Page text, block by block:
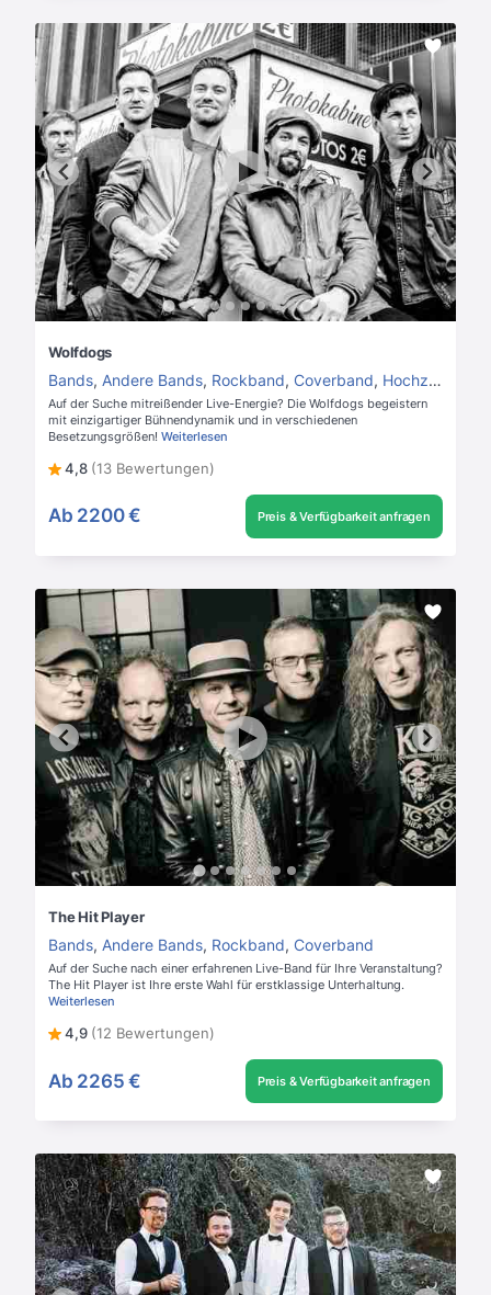
Wolfdogs
Bands, Andere Bands, Rockband, Coverband, Hochzeitsband
Auf der Suche mitreißender Live-Energie? Die Wolfdogs begeistern
mit einzigartiger Bühnendynamik und in verschiedenen
Besetzungsgrößen! Weiterlesen
4,8 (13 Bewertungen)
Ab 2200 € Preis & Verfügbarkeit anfragen
The Hit Player
Bands, Andere Bands, Rockband, Coverband
Auf der Suche nach einer erfahrenen Live-Band für Ihre Veranstaltung?
The Hit Player ist Ihre erste Wahl für erstklassige Unterhaltung.
Weiterlesen
4,9 (12 Bewertungen)
Ab 2265 € Preis & Verfügbarkeit anfragen